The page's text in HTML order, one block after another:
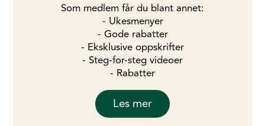
Som medlem får du blant annet:
- Ukesmenyer
- Gode rabatter
- Eksklusive oppskrifter
- Steg-for-steg videoer
- Rabatter
Les mer